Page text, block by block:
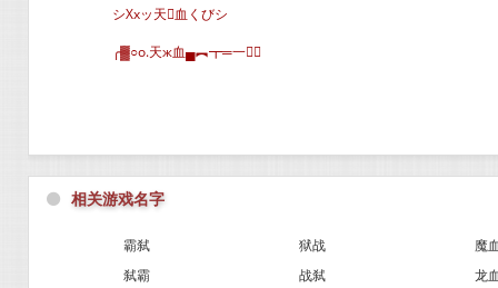
シXxッ天血くびシ
╭▓○o.天ж血▄︻┳═一∈
⚫ 相关游戏名字
霸弑 狱战
魔
弑霸
战弑
龙